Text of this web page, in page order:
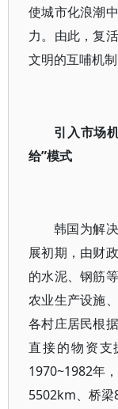
使城市化浪潮
力。由此，复
文明的互哺机
引入市场
给”模式
韩国为解
展初期，由财
的水泥、钢筋
农业生产设施
各村庄居民根
直接的物资支
1970~1982年
5502km、桥梁